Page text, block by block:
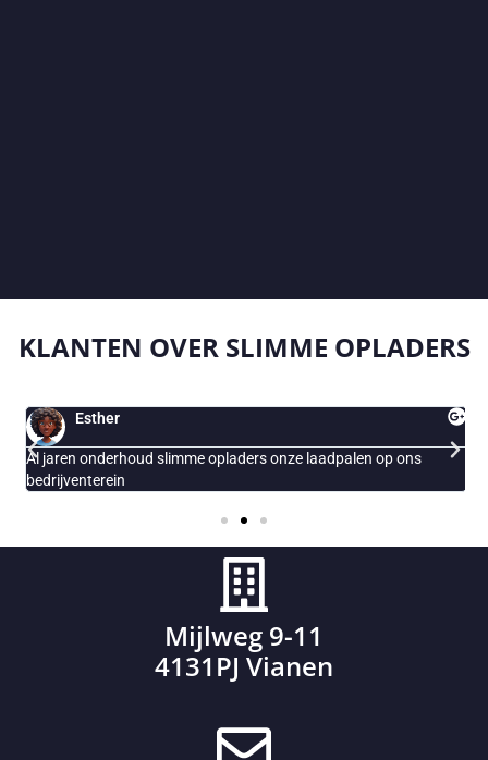
KLANTEN OVER SLIMME OPLADERS
Esther
Al jaren onderhoud slimme opladers onze laadpalen op ons
bedrijventerein
Mijlweg 9-11
4131PJ Vianen